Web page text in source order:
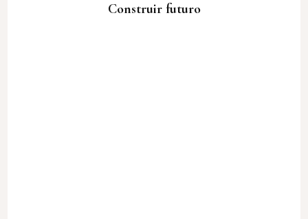
Construir futuro